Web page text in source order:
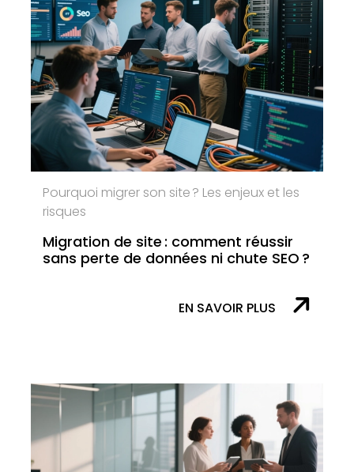
Pourquoi migrer son site ? Les enjeux et les
risques
Migration de site : comment réussir
sans perte de données ni chute SEO ?
EN SAVOIR PLUS